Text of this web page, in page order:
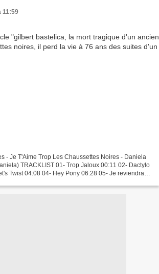
11:59
- Je T'Aime Trop Les Chaussettes Noires - Daniela
TRACKLIST 01- Trop Jaloux 00:11 02- Dactylo
Twist 04:08 04- Hey Pony 06:28 05- Je reviendrais